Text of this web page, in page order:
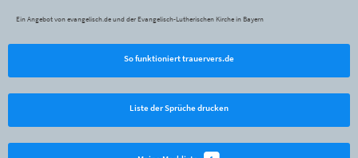
Ein Angebot von evangelisch.de und der Evangelisch-Lutherischen Kirche in Bayern
So funktioniert trauervers.de
Liste der Sprüche drucken